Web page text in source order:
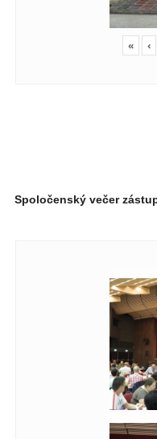
« ‹
Spoločenský večer